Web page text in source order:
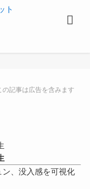
の記事は広告を含みます
、没入感を可視化